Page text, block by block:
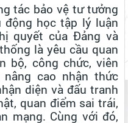
tác bảo vệ tư tưởng
học tập lý luận
quyết của Đảng và
là yêu cầu quan
bộ, công chức, viên
cao nhận thức
diện và đấu tranh
quan điểm sai trái,
mạng. Cùng với đó,